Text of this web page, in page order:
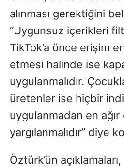
alınması gerektiğini
“Uygunsuz içerikleri
TikTok’a önce erişim
etmesi halinde ise
uygulanmalıdır.
üretenler ise hiçbir
uygulanmadan en ağır
yargılanmalıdır” diye
Öztürk’ün